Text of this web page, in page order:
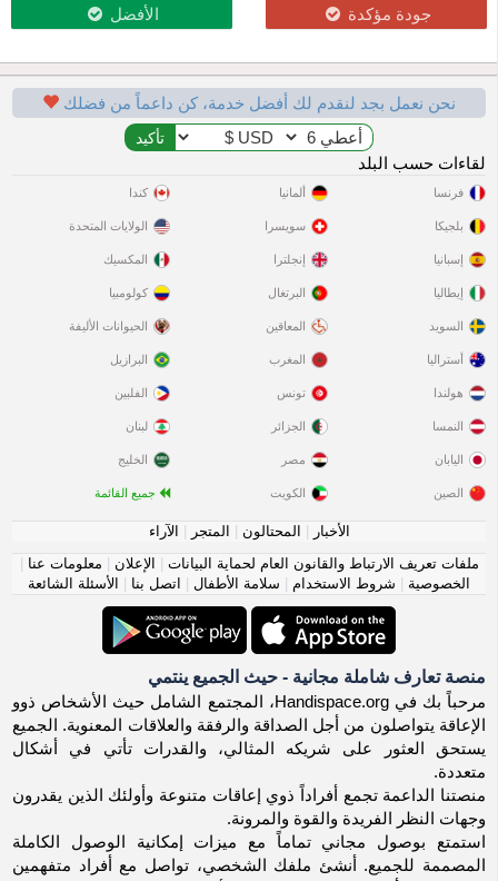
جودة مؤكدة الأفضل
نحن نعمل بجد لنقدم لك أفضل خدمة، كن داعماً من فضلك
لقاءات حسب البلد
فرنسا
بلجيكا
إسبانيا
إيطاليا
السويد
ألمانيا
سويسرا
إنجلترا
البرتغال
المعاقين
كندا
الولايات المتحدة
المكسيك
كولومبيا
الحيوانات الأليفة
أستراليا
هولندا
النمسا
اليابان
الصين
المغرب
تونس
الجزائر
مصر
الكويت
البرازيل
الفلبين
لبنان
الخليج
جميع القائمة
الأخبار المحتالون المتجر
الآراء
ملفات تعريف الارتباط والقانون العام لحماية البيانات
الإعلان معلومات عنا
الخصوصية
شروط الاستخدام سلامة الأطفال اتصل بنا الأسئلة الشائعة
منصة تعارف شاملة مجانية - حيث الجميع ينتمي
مرحباً بك في Handispace.org، المجتمع الشامل حيث الأشخاص ذوو
الإعاقة يتواصلون من أجل الصداقة والرفقة والعلاقات المعنوية. الجميع
يستحق العثور على شريكه المثالي، والقدرات تأتي في أشكال
متعددة.
منصتنا الداعمة تجمع أفراداً ذوي إعاقات متنوعة وأولئك الذين يقدرون
وجهات النظر الفريدة والقوة والمرونة.
استمتع بوصول مجاني تماماً مع ميزات إمكانية الوصول الكاملة
المصممة للجميع. أنشئ ملفك الشخصي، تواصل مع أفراد متفهمين